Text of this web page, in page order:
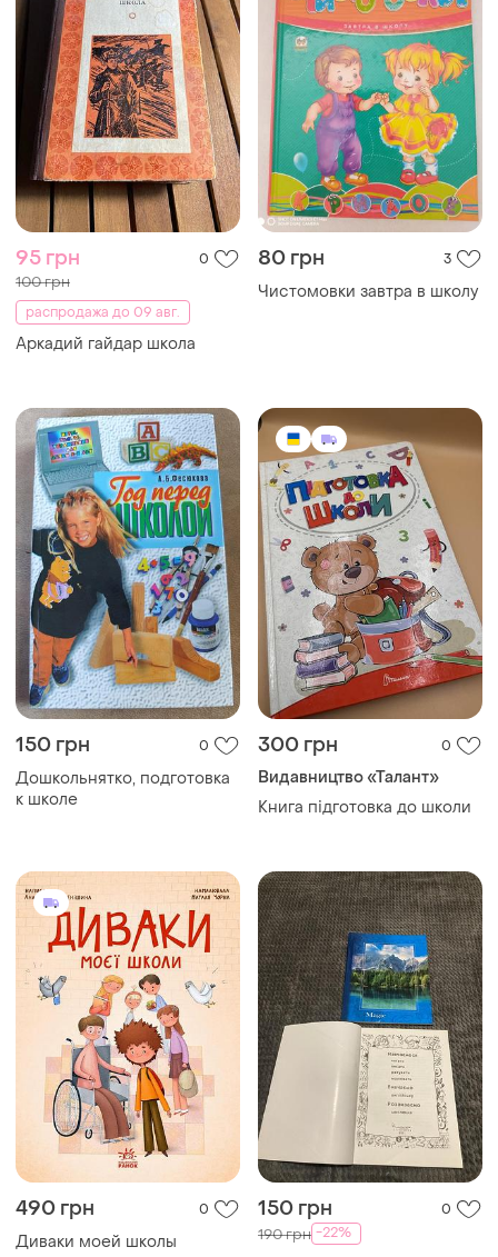
95 грн 0
100 грн
распродажа до 09 авг.
Аркадий гайдар школа
80 грн 3
Чистомовки завтра в школу
150 грн 0
Дошкольнятко, подготовка
к школе
300 грн 0
Видавництво «Талант»
Книга підготовка до школи
490 грн 0
Диваки моей школы
150 грн 0
190 грн -22%